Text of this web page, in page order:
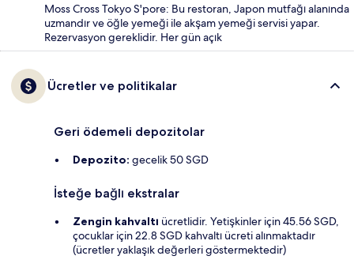
Moss Cross Tokyo S'pore: Bu restoran, Japon mutfağı alanında
uzmandır ve öğle yemeği ile akşam yemeği servisi yapar.
Rezervasyon gereklidir. Her gün açık
Ücretler ve politikalar
Geri ödemeli depozitolar
Depozito: gecelik 50 SGD
İsteğe bağlı ekstralar
Zengin kahvaltı ücretlidir. Yetişkinler için 45.56 SGD,
çocuklar için 22.8 SGD kahvaltı ücreti alınmaktadır
(ücretler yaklaşık değerleri göstermektedir)